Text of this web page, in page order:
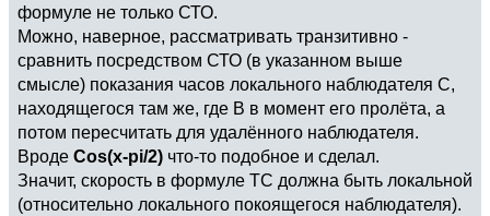
формуле не только СТО.
Можно, наверное, рассматривать транзитивно -
сравнить посредством СТО (в указанном выше
смысле) показания часов локального наблюдателя С,
находящегося там же, где В в момент его пролёта, а
потом пересчитать для удалённого наблюдателя.
Вроде Cos(x-pi/2) что-то подобное и сделал.
Значит, скорость в формуле ТС должна быть локальной
(относительно локального покоящегося наблюдателя).